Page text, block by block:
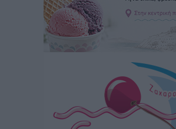
Πάνθηρες: Ξεκίνησαν αισιόδοξοι για
“πτήση” τους
Αθλητικά• πριν 4 ώρες
Άρης Αρχαγγέλου: Στο πλευρό του
• πριν 4 ώρες